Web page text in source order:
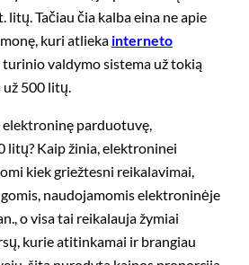
Tačiau čia kalba eina ne apie
kuri atlieka interneto
turinio valdymo sistema už tokią
už 500 litų.
parduotuvę,
litų? Kaip žinia, elektroninei
kiek griežtesni reikalavimai,
naudojamomis elektroninėje
o visa tai reikalauja žymiai
kurie atitinkamai ir brangiau